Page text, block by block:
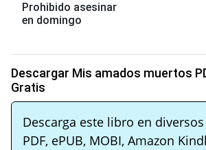
Prohibido asesinar
en domingo
Descargar Mis amados muertos
Gratis
Descarga este libro en
PDF, ePUB, MOBI, Amazon